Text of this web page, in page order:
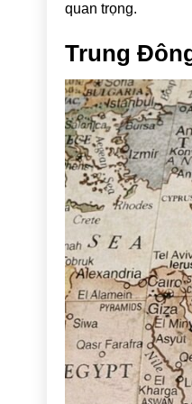
quan trọng.
Trung